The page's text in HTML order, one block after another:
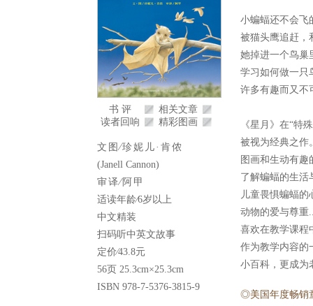
书 评
相关文章
读者回响
精彩图画
小蝙蝠还不会飞
被猫头鹰追赶，
她掉进一个鸟巢
学习如何做一只
许多有趣而又不
《星月》在“特
被视为经典之作
图画和生动有趣
了解蝙蝠的生活
儿童畏惧蝙蝠的
动物的爱与尊重
喜欢在教学课程
作为教学内容的
小百科，更成为
◎美国年度畅销
文图∕珍妮儿·肯侬
(Janell Cannon)
审译∕阿甲
适读年龄∕6岁以上
中文精装
扫码听中英文故事
定价∕43.8元
56页 25.3cm×25.3cm
ISBN 978-7-5376-3815-9